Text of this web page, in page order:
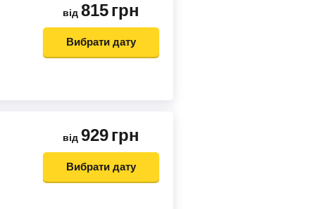
від 815грн
Вибрати дату
від 929грн
Вибрати дату